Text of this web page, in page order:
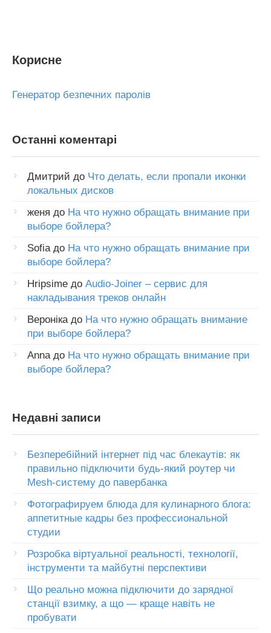
Корисне
Генератор безпечних паролів
Останні коментарі
Дмитрий до Что делать, если пропали иконки
локальных дисков
женя до На что нужно обращать внимание при
выборе бойлера?
Sofiaдо На что нужно обращать внимание при
выборе бойлера?
Hripsime до Audio-Joiner – сервис для
накладывания треков онлайн
Веронікадо На что нужно обращать внимание
при выборе бойлера?
Annaдо На что нужно обращать внимание при
выборе бойлера?
Недавні записи
Безперебійний інтернет під час блекаутів: як
правильно підключити будь-який роутер чи
Mesh-систему до павербанка
Фотографируем блюда для кулинарного блога:
аппетитные кадры без профессиональной
студии
Розробка віртуальної реальності, технології,
інструменти та майбутні перспективи
Що реально можна підключити до зарядної
станції взимку, а що — краще навіть не
пробувати